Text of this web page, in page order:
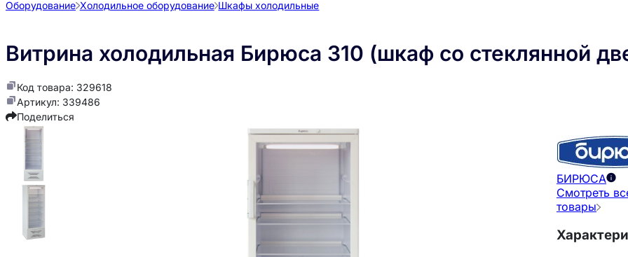
Оборудование Холодильное оборудование Шкафы холодильные
Витрина холодильная Бирюса 310 (шкаф со стеклянной
Код товара: 329618
Артикул: 339486
Поделиться
БИРЮСА
Смотреть
товары